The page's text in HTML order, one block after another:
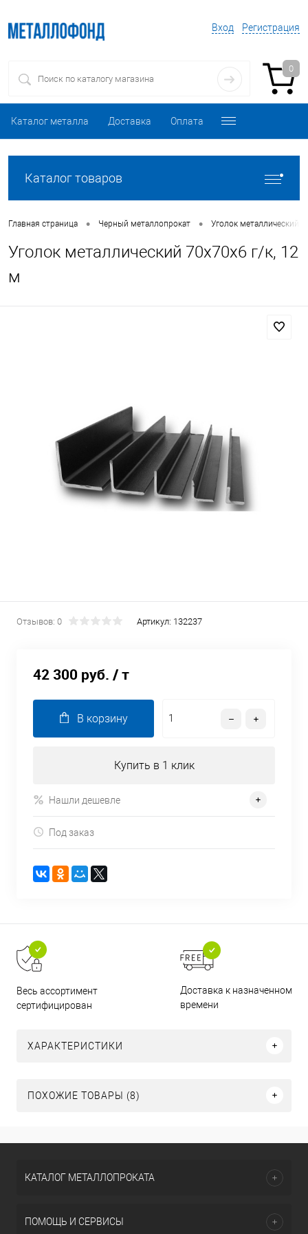
Вход Регистрация
0
Каталог металла Доставка Оплата
Каталог товаров
Главная страница • Черный металлопрокат • Уголок металлический
Уголок металлический 70х70х6 г/к, 12
м
Отзывов: 0 Артикул: 132237
42 300 руб. / т
В корзину
Купить в 1 клик
Нашли дешевле
Под заказ
Весь ассортимент
сертифицирован
Доставка к назначенному
времени
ХАРАКТЕРИСТИКИ
ПОХОЖИЕ ТОВАРЫ (8)
КАТАЛОГ МЕТАЛЛОПРОКАТА
ПОМОЩЬ И СЕРВИСЫ